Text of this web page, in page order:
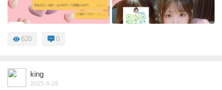
620 0
king
2025-8-28